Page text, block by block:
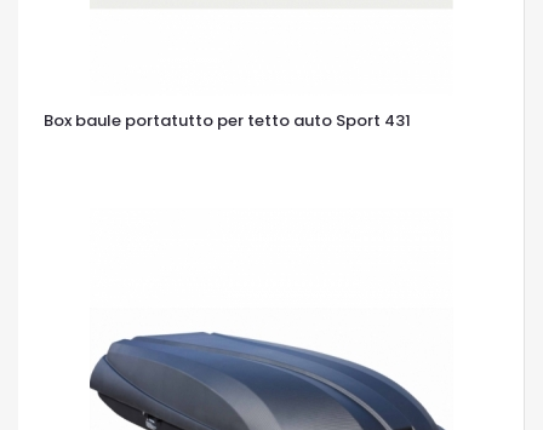
Box baule portatutto per tetto auto Sport 431